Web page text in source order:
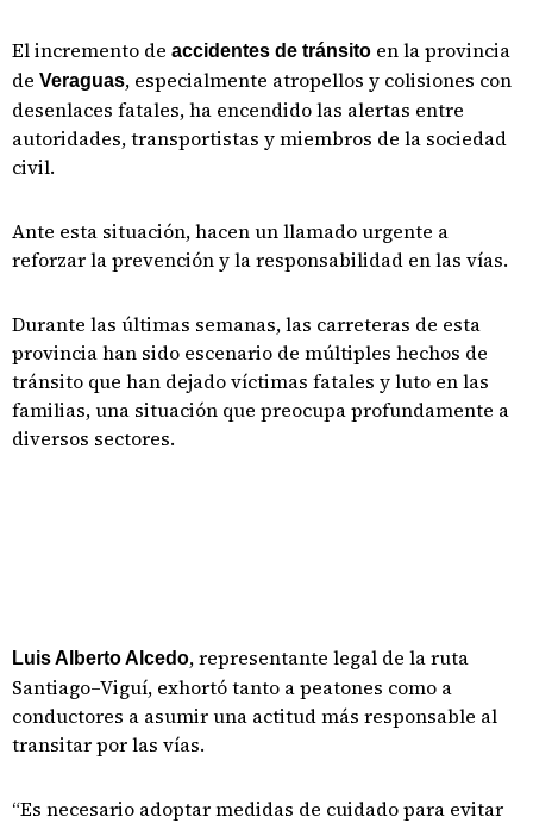
El incremento de accidentes de tránsito en la provincia
de Veraguas, especialmente atropellos y colisiones con
desenlaces fatales, ha encendido las alertas entre
autoridades, transportistas y miembros de la sociedad
civil.
Ante esta situación, hacen un llamado urgente a
reforzar la prevención y la responsabilidad en las vías.
Durante las últimas semanas, las carreteras de esta
provincia han sido escenario de múltiples hechos de
tránsito que han dejado víctimas fatales y luto en las
familias, una situación que preocupa profundamente a
diversos sectores.
Luis Alberto Alcedo, representante legal de la ruta
Santiago–Viguí, exhortó tanto a peatones como a
conductores a asumir una actitud más responsable al
transitar por las vías.
“Es necesario adoptar medidas de cuidado para evitar